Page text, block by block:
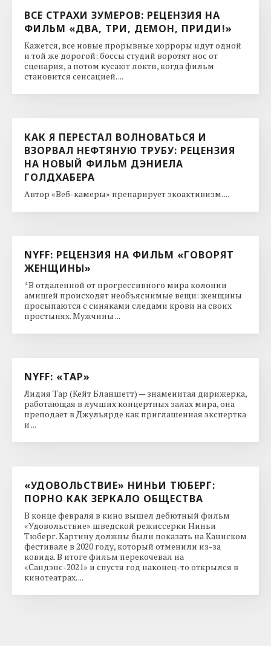
ВСЕ СТРАХИ ЗУМЕРОВ: РЕЦЕНЗИЯ НА
ФИЛЬМ «ДВА, ТРИ, ДЕМОН, ПРИДИ!»
Кажется, все новые прорывные хорроры идут одной
и той же дорогой: боссы студий воротят нос от
сценария, а потом кусают локти, когда фильм
становится сенсацией. ...
КАК Я ПЕРЕСТАЛ ВОЛНОВАТЬСЯ И
ВЗОРВАЛ НЕФТЯНУЮ ТРУБУ: РЕЦЕНЗИЯ
НА НОВЫЙ ФИЛЬМ ДЭНИЕЛА
ГОЛДХАБЕРА
Автор «Веб-камеры» препарирует экоактивизм. ...
NYFF: РЕЦЕНЗИЯ НА ФИЛЬМ «ГОВОРЯТ
ЖЕНЩИНЫ»
*В отдаленной от прогрессивного мира колонии
амишей происходят необъяснимые вещи: женщины
просыпаются с синяками следами крови на своих
простынях. Мужчины ...
NYFF: «ТАР»
Лидия Тар (Кейт Бланшетт) — знаменитая дирижерка,
работающая в лучших концертных залах мира, она
преподает в Джульярде как приглашенная экспертка
и ...
«УДОВОЛЬСТВИЕ» НИНЬИ ТЮБЕРГ:
ПОРНО КАК ЗЕРКАЛО ОБЩЕСТВА
В конце февраля в кино вышел дебютный фильм
«Удовольствие» шведской режиссерки Ниньи
Тюберг. Картину должны были показать на Каннском
фестивале в 2020 году, который отменили из-за
ковида. В итоге фильм перекочевал на
«Сандэнс-2021» и спустя год наконец-то открылся в
кинотеатрах. ...